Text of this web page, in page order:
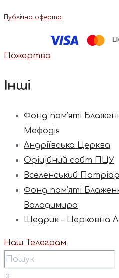
Публічна оферта
Пожертва
Інші
Фонд пам’яті
Мефодія
Андріївська Церква
Офіційний сайт ПЦУ
Вселенський
Фонд пам’яті
Володимира
Щедрик – Церковна
Наш Телеграм
із